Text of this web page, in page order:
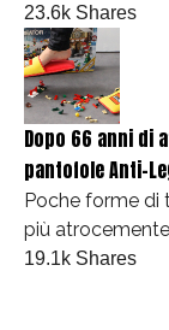
23.6k Shares
Dopo 66 anni di
pantofole Anti-
Poche forme di
più
19.1k Shares